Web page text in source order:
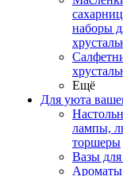
наборы
Ещё
Для уюта
лампы,
торшеры
Вазы для
Ароматы